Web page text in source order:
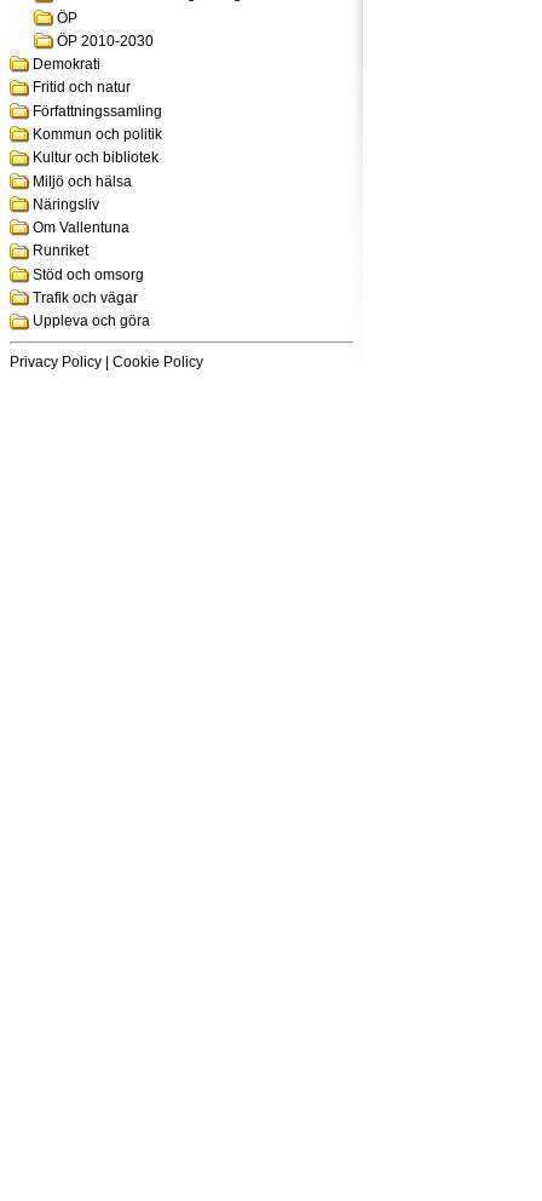
ÖP
ÖP 2010-2030
Demokrati
Fritid och natur
Författningssamling
Kommun och politik
Kultur och bibliotek
Miljö och hälsa
Näringsliv
Om Vallentuna
Runriket
Stöd och omsorg
Trafik och vägar
Uppleva och göra
Privacy Policy | Cookie Policy